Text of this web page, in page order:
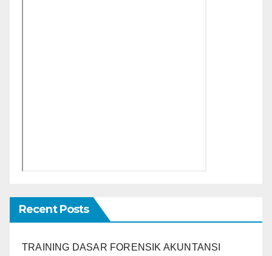
Recent Posts
TRAINING DASAR FORENSIK AKUNTANSI